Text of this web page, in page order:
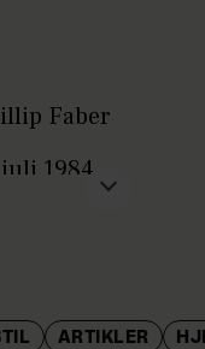
Faber
1984.
ARTIKLER